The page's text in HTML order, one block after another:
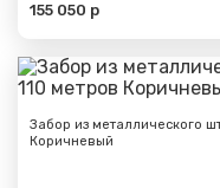
155 050 р
Забор из металлического
Коричневый